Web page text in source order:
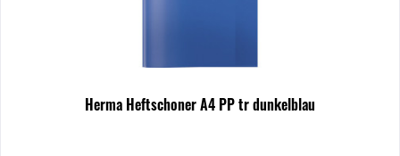
Herma Heftschoner A4 PP tr dunkelblau